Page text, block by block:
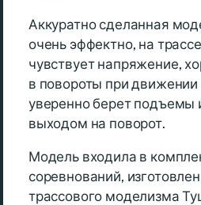
Аккуратно сделанная
очень эффектно, на
чувствует напряжение,
в повороты при движении
уверенно берет подъемы
выходом на поворот.
Модель входила в
соревнований,
трассового моделизма